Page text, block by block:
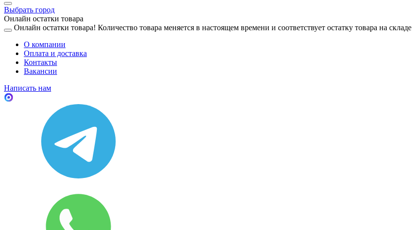
Выбрать город
Онлайн остатки товара
Онлайн остатки товара! Количество товара меняется в настоящем времени и соответствует остатку товара на складе
О компании
Оплата и доставка
Контакты
Вакансии
Написать нам